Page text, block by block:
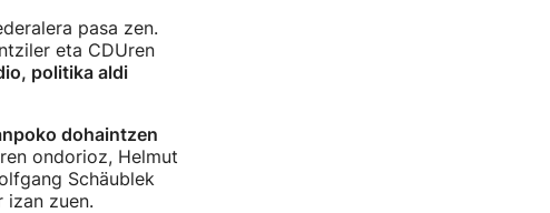
pasa zen.
eta CDUren
politika aldi
dohaintzen
ondorioz, Helmut
Schäublek
zuen.